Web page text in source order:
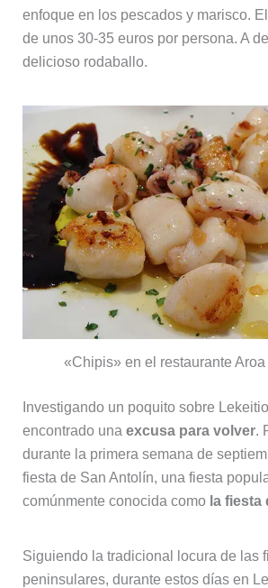
enfoque en los pescados y marisco.
de unos 30-35 euros por persona. A
delicioso rodaballo.
«Chipis» en el restaurante
Investigando un poquito sobre
encontrado una excusa para volver.
durante la primera semana de
fiesta de San Antolín, una fiesta
comúnmente conocida como la fiesta
Siguiendo la tradicional locura de las
peninsulares, durante estos días en